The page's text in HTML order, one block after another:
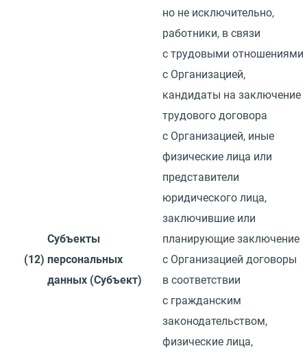
(12)
Субъекты
персональных
данных (Субъект)
но не исключительно,
работники, в связи
с трудовыми отношениями
с Организацией,
кандидаты на заключение
трудового договора
с Организацией, иные
физические лица или
представители
юридического лица,
заключившие или
планирующие заключение
с Организацией договоры
в соответствии
с гражданским
законодательством,
физические лица,